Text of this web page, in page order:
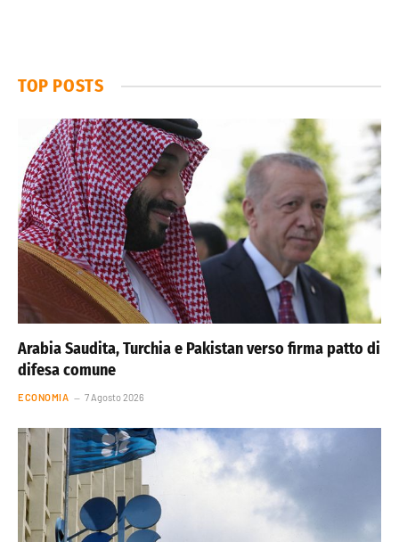
TOP POSTS
Arabia Saudita, Turchia e Pakistan verso firma patto di
difesa comune
ECONOMIA 7 Agosto 2026